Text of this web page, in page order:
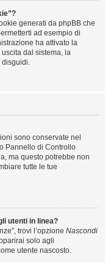
generati da phpBB che
ad esempio di
ha attivato la
dal sistema, la
disguidi.
sono conservate nel
Pannello di Controllo
ma questo potrebbe non
tutte le tue
utenti in linea?
trovi l’opzione Nascondi
solo agli
utente nascosto.